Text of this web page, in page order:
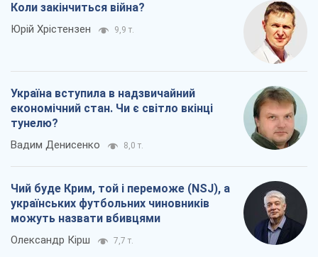
Коли закінчиться війна?
Юрій Хрістензен 9,9 т.
Україна вступила в надзвичайний
економічний стан. Чи є світло вкінці
тунелю?
Вадим Денисенко 8,0 т.
Чий буде Крим, той і переможе (NSJ), а
українських футбольних чиновників
можуть назвати вбивцями
Олександр Кірш 7,7 т.